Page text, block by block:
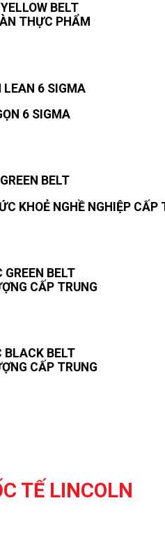
BELT
THỰC PHẨM
LEAN 6 SIGMA
6 SIGMA
BELT
KHOẺ NGHỀ NGHIỆP CẤP
GREEN BELT
CẤP TRUNG
BLACK BELT
CẤP TRUNG
TẾ LINCOLN